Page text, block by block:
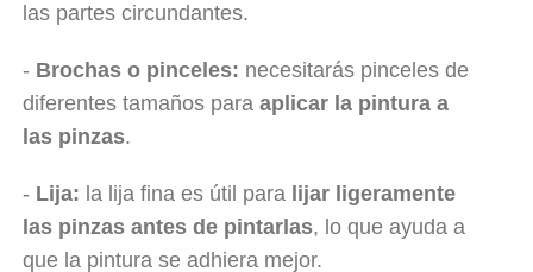
las partes circundantes.
- Brochas o pinceles: necesitarás pinceles de
diferentes tamaños para aplicar la pintura a
las pinzas.
- Lija: la lija fina es útil para lijar ligeramente
las pinzas antes de pintarlas, lo que ayuda a
que la pintura se adhiera mejor.